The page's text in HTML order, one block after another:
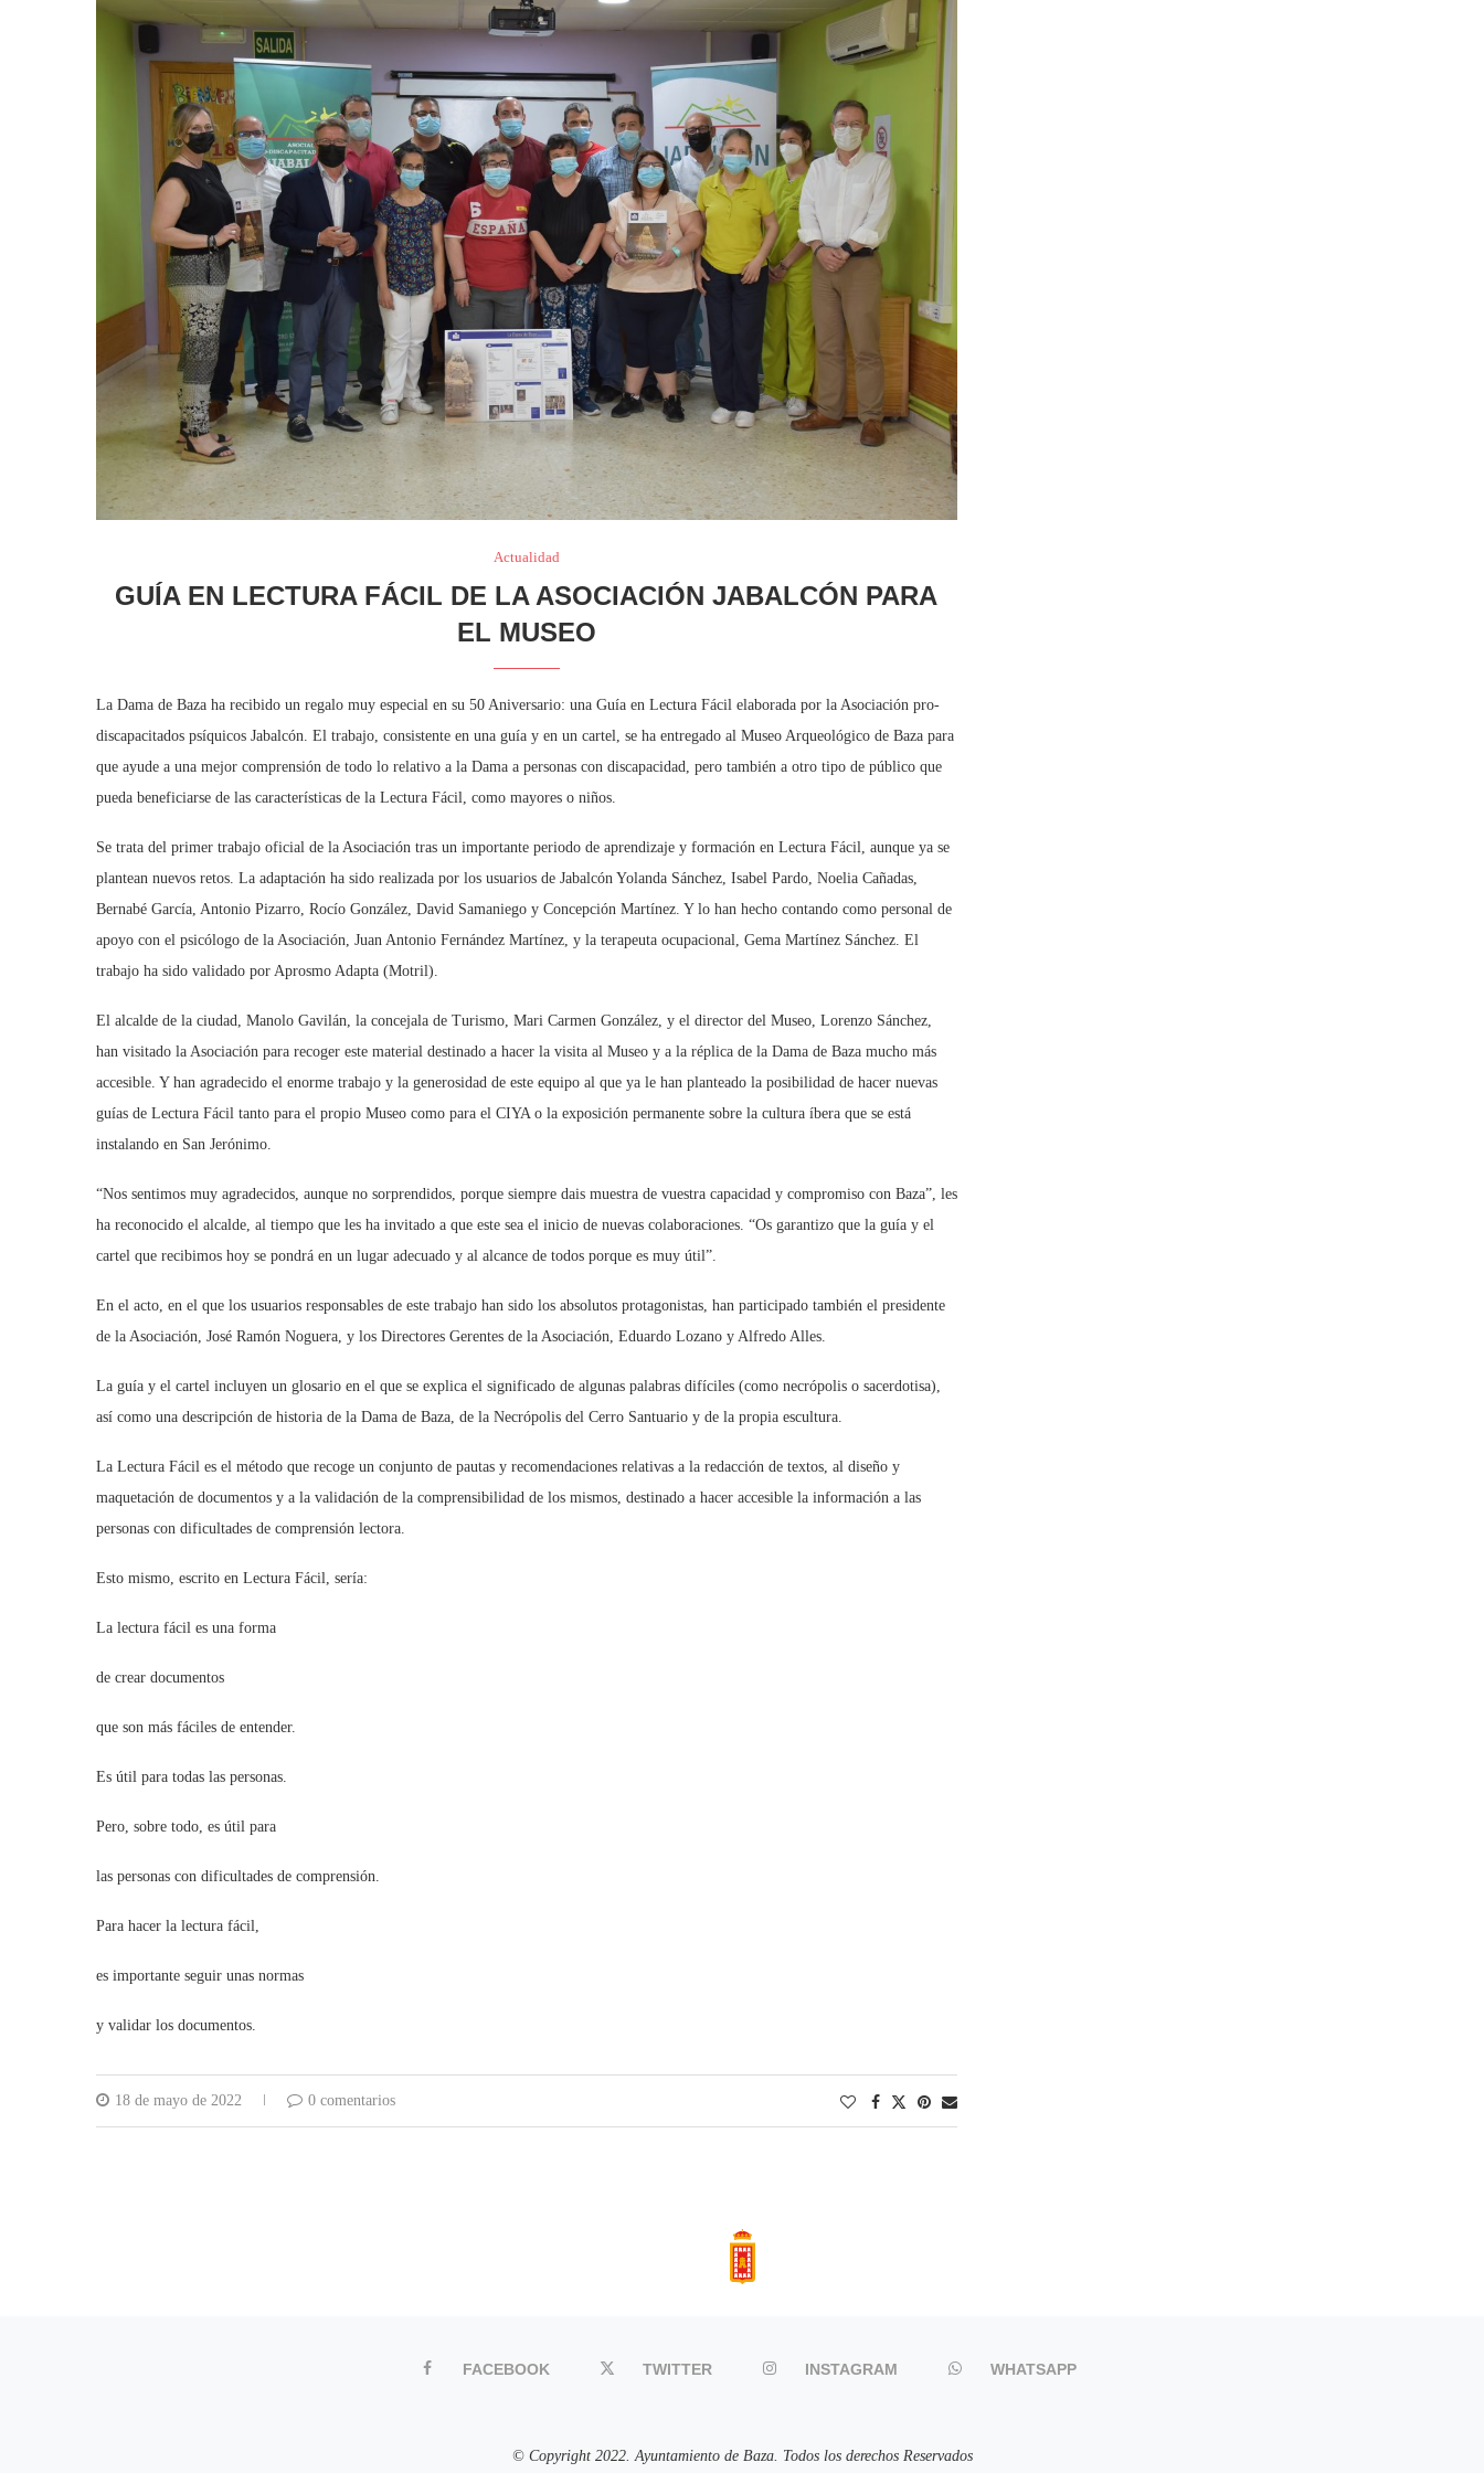
Actualidad
GUÍA EN LECTURA FÁCIL DE LA ASOCIACIÓN JABALCÓN PARA
EL MUSEO
La Dama de Baza ha recibido un regalo muy especial en su 50 Aniversario: una Guía en Lectura Fácil elaborada por la Asociación pro-
discapacitados psíquicos Jabalcón. El trabajo, consistente en una guía y en un cartel, se ha entregado al Museo Arqueológico de Baza para
que ayude a una mejor comprensión de todo lo relativo a la Dama a personas con discapacidad, pero también a otro tipo de público que
pueda beneficiarse de las características de la Lectura Fácil, como mayores o niños.
Se trata del primer trabajo oficial de la Asociación tras un importante periodo de aprendizaje y formación en Lectura Fácil, aunque ya se
plantean nuevos retos. La adaptación ha sido realizada por los usuarios de Jabalcón Yolanda Sánchez, Isabel Pardo, Noelia Cañadas,
Bernabé García, Antonio Pizarro, Rocío González, David Samaniego y Concepción Martínez. Y lo han hecho contando como personal de
apoyo con el psicólogo de la Asociación, Juan Antonio Fernández Martínez, y la terapeuta ocupacional, Gema Martínez Sánchez. El
trabajo ha sido validado por Aprosmo Adapta (Motril).
El alcalde de la ciudad, Manolo Gavilán, la concejala de Turismo, Mari Carmen González, y el director del Museo, Lorenzo Sánchez,
han visitado la Asociación para recoger este material destinado a hacer la visita al Museo y a la réplica de la Dama de Baza mucho más
accesible. Y han agradecido el enorme trabajo y la generosidad de este equipo al que ya le han planteado la posibilidad de hacer nuevas
guías de Lectura Fácil tanto para el propio Museo como para el CIYA o la exposición permanente sobre la cultura íbera que se está
instalando en San Jerónimo.
“Nos sentimos muy agradecidos, aunque no sorprendidos, porque siempre dais muestra de vuestra capacidad y compromiso con Baza”, les
ha reconocido el alcalde, al tiempo que les ha invitado a que este sea el inicio de nuevas colaboraciones. “Os garantizo que la guía y el
cartel que recibimos hoy se pondrá en un lugar adecuado y al alcance de todos porque es muy útil”.
En el acto, en el que los usuarios responsables de este trabajo han sido los absolutos protagonistas, han participado también el presidente
de la Asociación, José Ramón Noguera, y los Directores Gerentes de la Asociación, Eduardo Lozano y Alfredo Alles.
La guía y el cartel incluyen un glosario en el que se explica el significado de algunas palabras difíciles (como necrópolis o sacerdotisa),
así como una descripción de historia de la Dama de Baza, de la Necrópolis del Cerro Santuario y de la propia escultura.
La Lectura Fácil es el método que recoge un conjunto de pautas y recomendaciones relativas a la redacción de textos, al diseño y
maquetación de documentos y a la validación de la comprensibilidad de los mismos, destinado a hacer accesible la información a las
personas con dificultades de comprensión lectora.
Esto mismo, escrito en Lectura Fácil, sería:
La lectura fácil es una forma
de crear documentos
que son más fáciles de entender.
Es útil para todas las personas.
Pero, sobre todo, es útil para
las personas con dificultades de comprensión.
Para hacer la lectura fácil,
es importante seguir unas normas
y validar los documentos.
18 de mayo de 2022 0 comentarios
FACEBOOK TWITTER INSTAGRAM WHATSAPP
© Copyright 2022. Ayuntamiento de Baza. Todos los derechos Reservados